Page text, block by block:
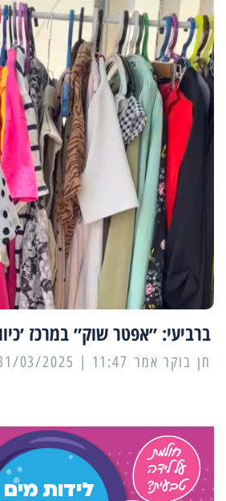
ברביעי: ״אפטר שוק״ במרכז
11:47 | 31/03/2025